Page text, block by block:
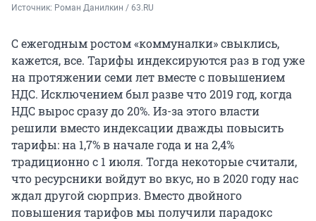
Источник: Роман Данилкин / 63.RU
С ежегодным ростом «коммуналки» свыклись,
кажется, все. Тарифы индексируются раз в год уже
на протяжении семи лет вместе с повышением
НДС. Исключением был разве что 2019 год, когда
НДС вырос сразу до 20%. Из-за этого власти
решили вместо индексации дважды повысить
тарифы: на 1,7% в начале года и на 2,4%
традиционно с 1 июля. Тогда некоторые считали,
что ресурсники войдут во вкус, но в 2020 году нас
ждал другой сюрприз. Вместо двойного
повышения тарифов мы получили парадокс